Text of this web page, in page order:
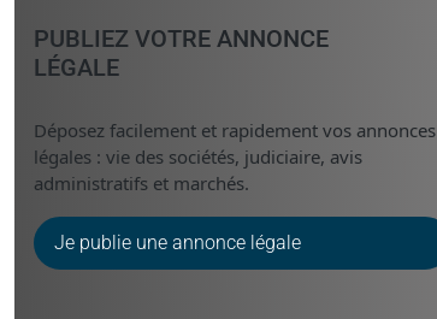
PUBLIEZ VOTRE ANNONCE
LÉGALE
Déposez facilement et rapidement vos annonces
légales : vie des sociétés, judiciaire, avis
administratifs et marchés.
Je publie une annonce légale